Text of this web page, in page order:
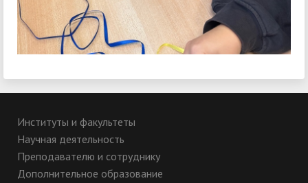
Институты и факультеты
Научная деятельность
Преподавателю и сотруднику
Дополнительное образование